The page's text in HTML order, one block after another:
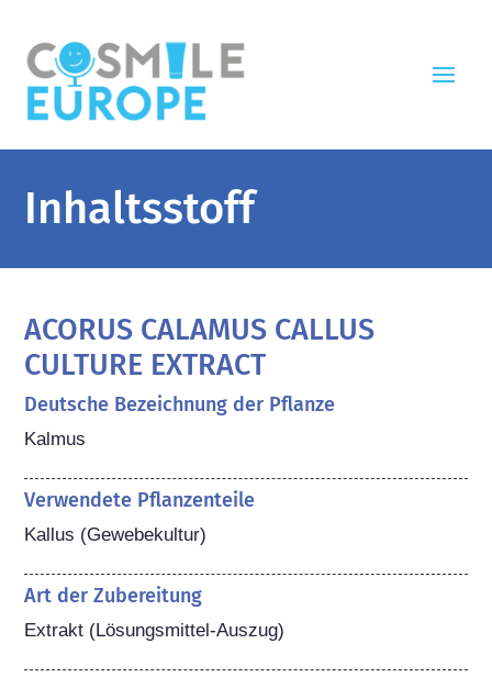
Inhaltsstoff
ACORUS CALAMUS CALLUS
CULTURE EXTRACT
Deutsche Bezeichnung der Pflanze
Kalmus
Verwendete Pflanzenteile
Kallus (Gewebekultur)
Art der Zubereitung
Extrakt (Lösungsmittel-Auszug)